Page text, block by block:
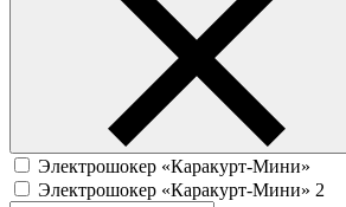
Электрошокер «Каракурт-Мини»
Электрошокер «Каракурт-Мини» 2